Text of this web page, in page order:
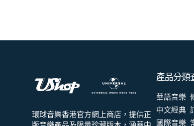
環球音樂香港官方網上商店，提供正
產品分類
華語音樂
中文經典
國際音樂